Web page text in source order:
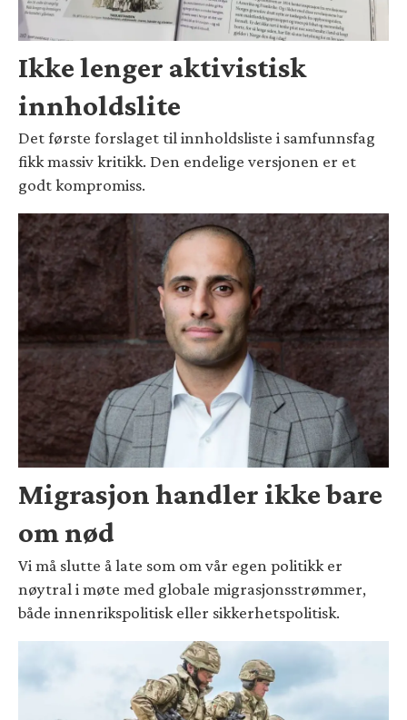
Ikke lenger aktivistisk
innholdslite
Det første forslaget til innholdsliste i samfunnsfag
fikk massiv kritikk. Den endelige versjonen er et
godt kompromiss.
Migrasjon handler ikke bare
om nød
Vi må slutte å late som om vår egen politikk er
nøytral i møte med globale migrasjonsstrømmer,
både innenrikspolitisk eller sikkerhetspolitisk.